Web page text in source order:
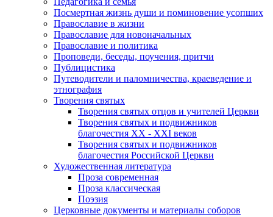
Посмертная жизнь души и поминовение усопших
Православие в жизни
Православие для новоначальных
Православие и политика
Проповеди, беседы, поучения, притчи
Публицистика
Путеводители и паломничества, краеведение и
этнография
Творения святых
Творения святых отцов и учителей Церкви
Творения святых и подвижников
благочестия ХХ - ХХI веков
Творения святых и подвижников
благочестия Российской Церкви
Художественная литература
Проза современная
Проза классическая
Поэзия
Церковные документы и материалы соборов